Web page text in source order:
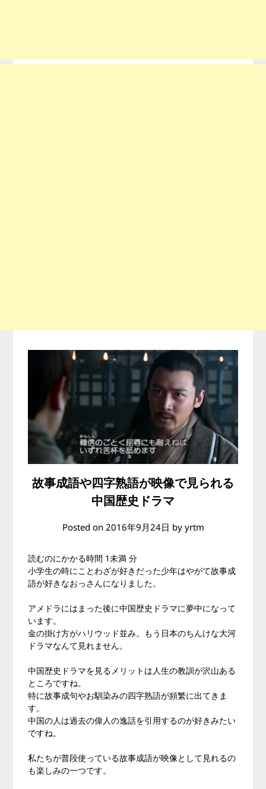
故事成語や四字熟語が映像で見られる
中国歴史ドラマ
Posted on 2016年9月24日 by yrtm
読むのにかかる時間 1未満 分
小学生の時にことわざが好きだった少年はやがて故事成
語が好きなおっさんになりました。
アメドラにはまった後に中国歴史ドラマに夢中になって
います。
金の掛け方がハリウッド並み。もう日本のちんけな大河
ドラマなんて見れません。
中国歴史ドラマを見るメリットは人生の教訓が沢山ある
ところですね。
特に故事成句やお馴染みの四字熟語が頻繁に出てきま
す。
中国の人は過去の偉人の逸話を引用するのが好きみたい
ですね。
私たちが普段使っている故事成語が映像として見れるの
も楽しみの一つです。